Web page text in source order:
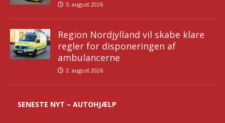
5. august 2026
Region Nordjylland vil skabe klare
regler for disponeringen af
ambulancerne
2. august 2026
SENESTE NYT – AUTOHJÆLP